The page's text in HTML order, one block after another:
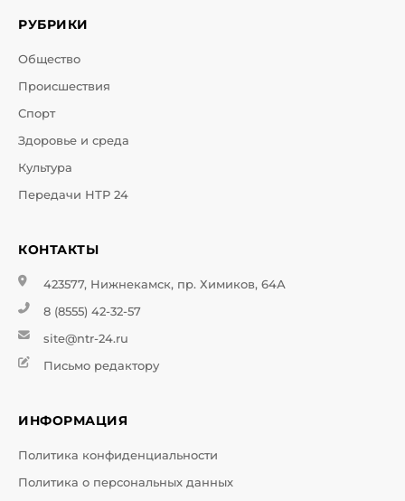
РУБРИКИ
Общество
Происшествия
Спорт
Здоровье и среда
Культура
Передачи НТР 24
КОНТАКТЫ
423577, Нижнекамск, пр. Химиков, 64А
8 (8555) 42-32-57
site@ntr-24.ru
Письмо редактору
ИНФОРМАЦИЯ
Политика конфиденциальности
Политика о персональных данных